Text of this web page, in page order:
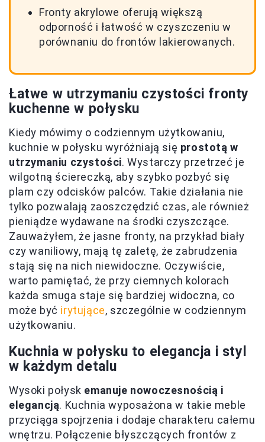
Fronty akrylowe oferują większą
odporność i łatwość w czyszczeniu w
porównaniu do frontów lakierowanych.
Łatwe w utrzymaniu czystości fronty
kuchenne w połysku
Kiedy mówimy o codziennym użytkowaniu,
kuchnie w połysku wyróżniają się prostotą w
utrzymaniu czystości. Wystarczy przetrzeć je
wilgotną ściereczką, aby szybko pozbyć się
plam czy odcisków palców. Takie działania nie
tylko pozwalają zaoszczędzić czas, ale również
pieniądze wydawane na środki czyszczące.
Zauważyłem, że jasne fronty, na przykład biały
czy waniliowy, mają tę zaletę, że zabrudzenia
stają się na nich niewidoczne. Oczywiście,
warto pamiętać, że przy ciemnych kolorach
każda smuga staje się bardziej widoczna, co
może być irytujące, szczególnie w codziennym
użytkowaniu.
Kuchnia w połysku to elegancja i styl
w każdym detalu
Wysoki połysk emanuje nowoczesnością i
elegancją. Kuchnia wyposażona w takie meble
przyciąga spojrzenia i dodaje charakteru całemu
wnętrzu. Połączenie błyszczących frontów z